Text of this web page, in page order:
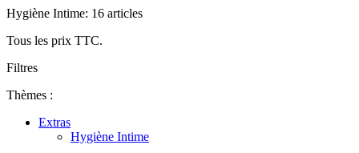
Hygiène Intime: 16 articles
Tous les prix TTC.
Filtres
Thèmes :
Extras
Hygiène Intime